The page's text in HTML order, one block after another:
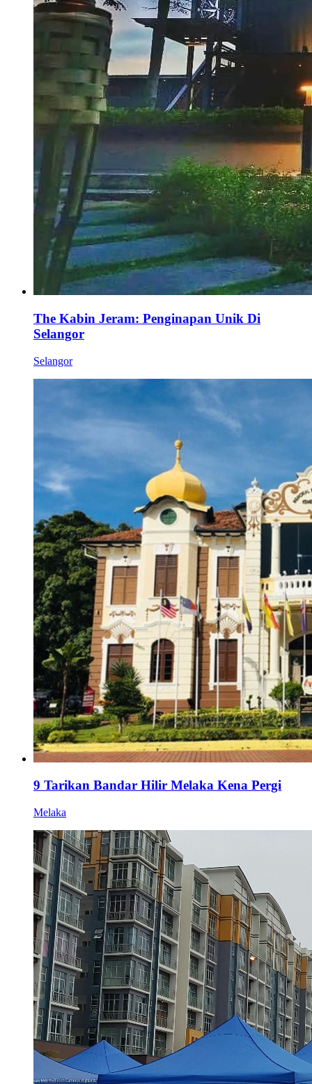
The Kabin Jeram: Penginapan Unik Di
Selangor
Selangor
9 Tarikan Bandar Hilir Melaka Kena Pergi
Melaka